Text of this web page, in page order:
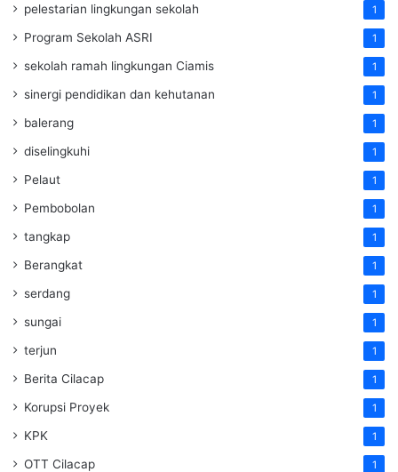
pelestarian lingkungan sekolah 1
Program Sekolah ASRI 1
sekolah ramah lingkungan Ciamis 1
sinergi pendidikan dan kehutanan 1
balerang 1
diselingkuhi 1
Pelaut 1
Pembobolan 1
tangkap 1
Berangkat 1
serdang 1
sungai 1
terjun 1
Berita Cilacap 1
Korupsi Proyek 1
KPK 1
OTT Cilacap 1